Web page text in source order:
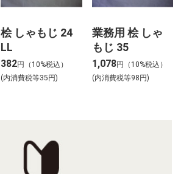
桧 しゃもじ 24
LL
382円（10%税込）
(内消費税等35円)
業務用 桧 しゃ
もじ 35
1,078円（10%税込）
(内消費税等98円)